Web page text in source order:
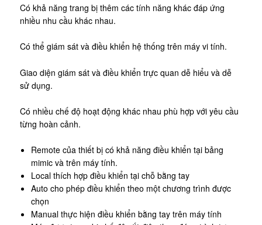
Có khả năng trang bị thêm các tính năng khác đáp ứng
nhiều nhu cầu khác nhau.
Có thể giám sát và điều khiển hệ thống trên máy vi tính.
Giao diện giám sát và điều khiển trực quan dễ hiểu và dễ
sử dụng.
Có nhiều chế độ hoạt động khác nhau phù hợp với yêu cầu
từng hoàn cảnh.
Remote của thiết bị có khả năng điều khiển tại bảng
mimic và trên máy tính.
Local thích hợp điều khiển tại chỗ bằng tay
Auto cho phép điều khiển theo một chương trình được
chọn
Manual thực hiện điều khiển bằng tay trên máy tính